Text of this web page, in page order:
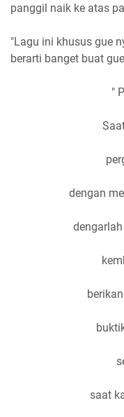
panggil naik ke atas
"Lagu ini khusus gue
berarti banget buat
"
dengan
saat